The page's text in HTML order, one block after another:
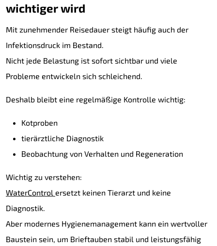
wichtiger wird
Mit zunehmender Reisedauer steigt häufig auch der
Infektionsdruck im Bestand.
Nicht jede Belastung ist sofort sichtbar und viele
Probleme entwickeln sich schleichend.
Deshalb bleibt eine regelmäßige Kontrolle wichtig:
Kotproben
tierärztliche Diagnostik
Beobachtung von Verhalten und Regeneration
Wichtig zu verstehen:
WaterControl ersetzt keinen Tierarzt und keine
Diagnostik.
Aber modernes Hygienemanagement kann ein wertvoller
Baustein sein, um Brieftauben stabil und leistungsfähig